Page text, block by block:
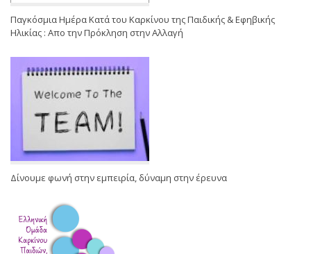
Παγκόσμια Ημέρα Κατά του Καρκίνου της Παιδικής & Εφηβικής
Ηλικίας : Απο την Πρόκληση στην Αλλαγή
Δίνουμε φωνή στην εμπειρία, δύναμη στην έρευνα